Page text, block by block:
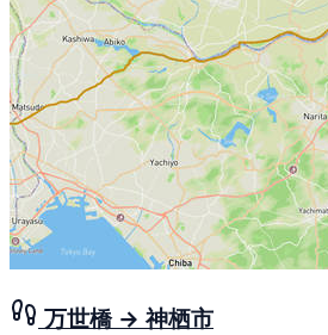
万世橋 → 神栖市